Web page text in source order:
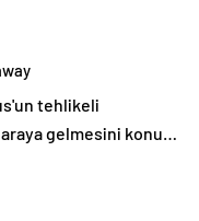
Hathaway
tehlikeli
gelmesini konu